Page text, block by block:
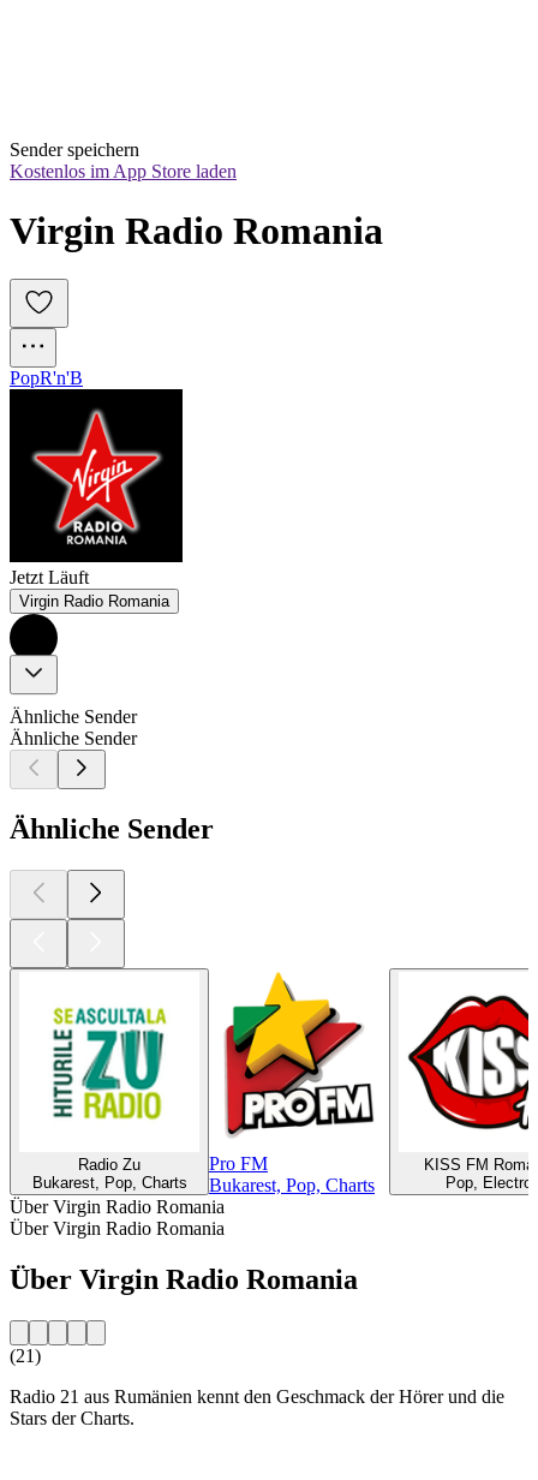
Sender speichern
Kostenlos im App Store laden
Virgin Radio Romania
PopR'n'B
Jetzt Läuft
Virgin Radio Romania
Ähnliche Sender
Ähnliche Sender
Ähnliche Sender
Radio Zu
Bukarest, Pop, Charts
Pro FM
Bukarest, Pop, Charts
KISS FM
Pop, Electro
Über Virgin Radio Romania
Über Virgin Radio Romania
Über Virgin Radio Romania
(21)
Radio 21 aus Rumänien kennt den Geschmack der Hörer und die
Stars der Charts.